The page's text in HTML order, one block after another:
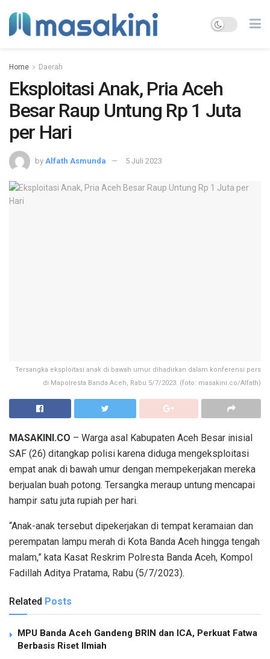
Home Daerah
Eksploitasi Anak, Pria Aceh
Besar Raup Untung Rp 1 Juta
per Hari
by Alfath Asmunda 5 Juli 2023
Tersangka eksploitasi anak di bawah umur dihadirkan dalam konferensi pers
di Mapolresta Banda Aceh, Rabu 5/7/2023. (foto: masakini.co/Alfath)
MASAKINI.CO – Warga asal Kabupaten Aceh Besar inisial
SAF (26) ditangkap polisi karena diduga mengeksploitasi
empat anak di bawah umur dengan mempekerjakan mereka
berjualan buah potong. Tersangka meraup untung mencapai
hampir satu juta rupiah per hari.
“Anak-anak tersebut dipekerjakan di tempat keramaian dan
perempatan lampu merah di Kota Banda Aceh hingga tengah
malam,” kata Kasat Reskrim Polresta Banda Aceh, Kompol
Fadillah Aditya Pratama, Rabu (5/7/2023).
Related Posts
MPU Banda Aceh Gandeng BRIN dan ICA, Perkuat Fatwa
Berbasis Riset Ilmiah